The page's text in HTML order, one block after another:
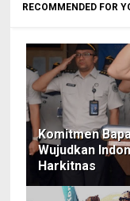
RECOMMENDED FOR
Komitmen
Wujudkan
Harkitnas